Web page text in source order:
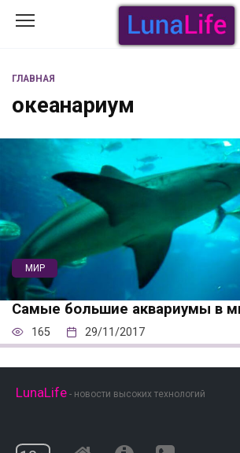
ГЛАВНАЯ
океанариум
МИР
Самые большие аквариумы в
165 29/11/2017
LunaLife - новости высоких технологий